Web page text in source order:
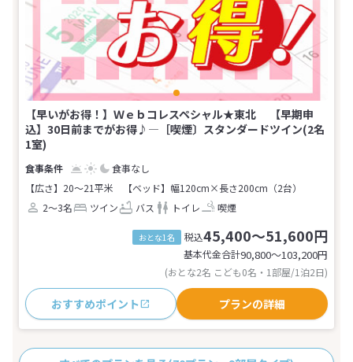
【早いがお得！】Ｗｅｂコレスペシャル★東北 【早期申
込】30日前までがお得♪―［喫煙〕スタンダードツイン(2名
1室)
食事なし
【広さ】20～21平米
【ベッド】幅120cm×長さ200cm（2台）
2～3名
ツイン バス トイレ 喫煙
おとな1名 税込45,400～51,600円
基本代金合計90,800〜103,200円
(おとな2名 こども0名・1部屋/1泊2日)
おすすめポイント プランの詳細